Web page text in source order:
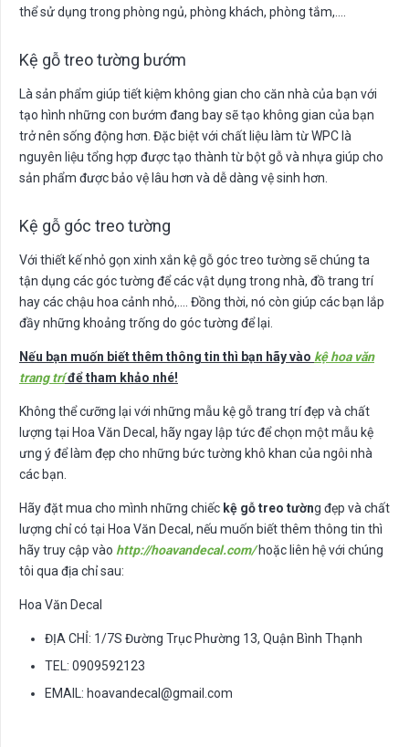
thể sử dụng trong phòng ngủ, phòng khách, phòng tắm,….
Kệ gỗ treo tường bướm
Là sản phẩm giúp tiết kiệm không gian cho căn nhà của bạn với
tạo hình những con bướm đang bay sẽ tạo không gian của bạn
trở nên sống động hơn. Đặc biệt với chất liệu làm từ WPC là
nguyên liệu tổng hợp được tạo thành từ bột gỗ và nhựa giúp cho
sản phẩm được bảo vệ lâu hơn và dễ dàng vệ sinh hơn.
Kệ gỗ góc treo tường
Với thiết kế nhỏ gọn xinh xắn kệ gỗ góc treo tường sẽ chúng ta
tận dụng các góc tường để các vật dụng trong nhà, đồ trang trí
hay các chậu hoa cảnh nhỏ,…. Đồng thời, nó còn giúp các bạn lắp
đầy những khoảng trống do góc tường để lại.
Nếu bạn muốn biết thêm thông tin thì bạn hãy vào kệ hoa văn
trang tríđể tham khảo nhé!
Không thể cưỡng lại với những mẫu kệ gỗ trang trí đẹp và chất
lượng tại Hoa Văn Decal, hãy ngay lập tức để chọn một mẫu kệ
ưng ý để làm đẹp cho những bức tường khô khan của ngôi nhà
các bạn.
Hãy đặt mua cho mình những chiếc kệ gỗ treo tường đẹp và chất
lượng chỉ có tại Hoa Văn Decal, nếu muốn biết thêm thông tin thì
hãy truy cập vào http://hoavandecal.com/hoặc liên hệ với chúng
tôi qua địa chỉ sau:
Hoa Văn Decal
ĐỊA CHỈ: 1/7S Đường Trục Phường 13, Quận Bình Thạnh
TEL: 0909592123
EMAIL: hoavandecal@gmail.com